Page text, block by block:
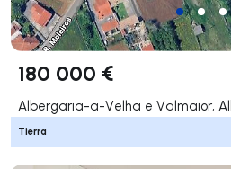
180 000 €
Albergaria-a-Velha e Valmaior,
Tierra